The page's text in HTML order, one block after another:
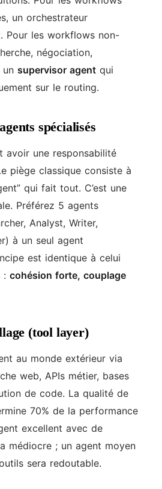
un orchestrateur
Pour les workflows non-
négociation,
supervisor agent qui
sur le routing.
spécialisés
avoir une responsabilité
piège classique consiste à
qui fait tout. C’est une
Préférez 5 agents
Analyst, Writer,
à un seul agent
est identique à celui
: cohésion forte, couplage
(tool layer)
au monde extérieur via
web, APIs métier, bases
de code. La qualité de
70% de la performance
excellent avec de
médiocre ; un agent moyen
sera redoutable.